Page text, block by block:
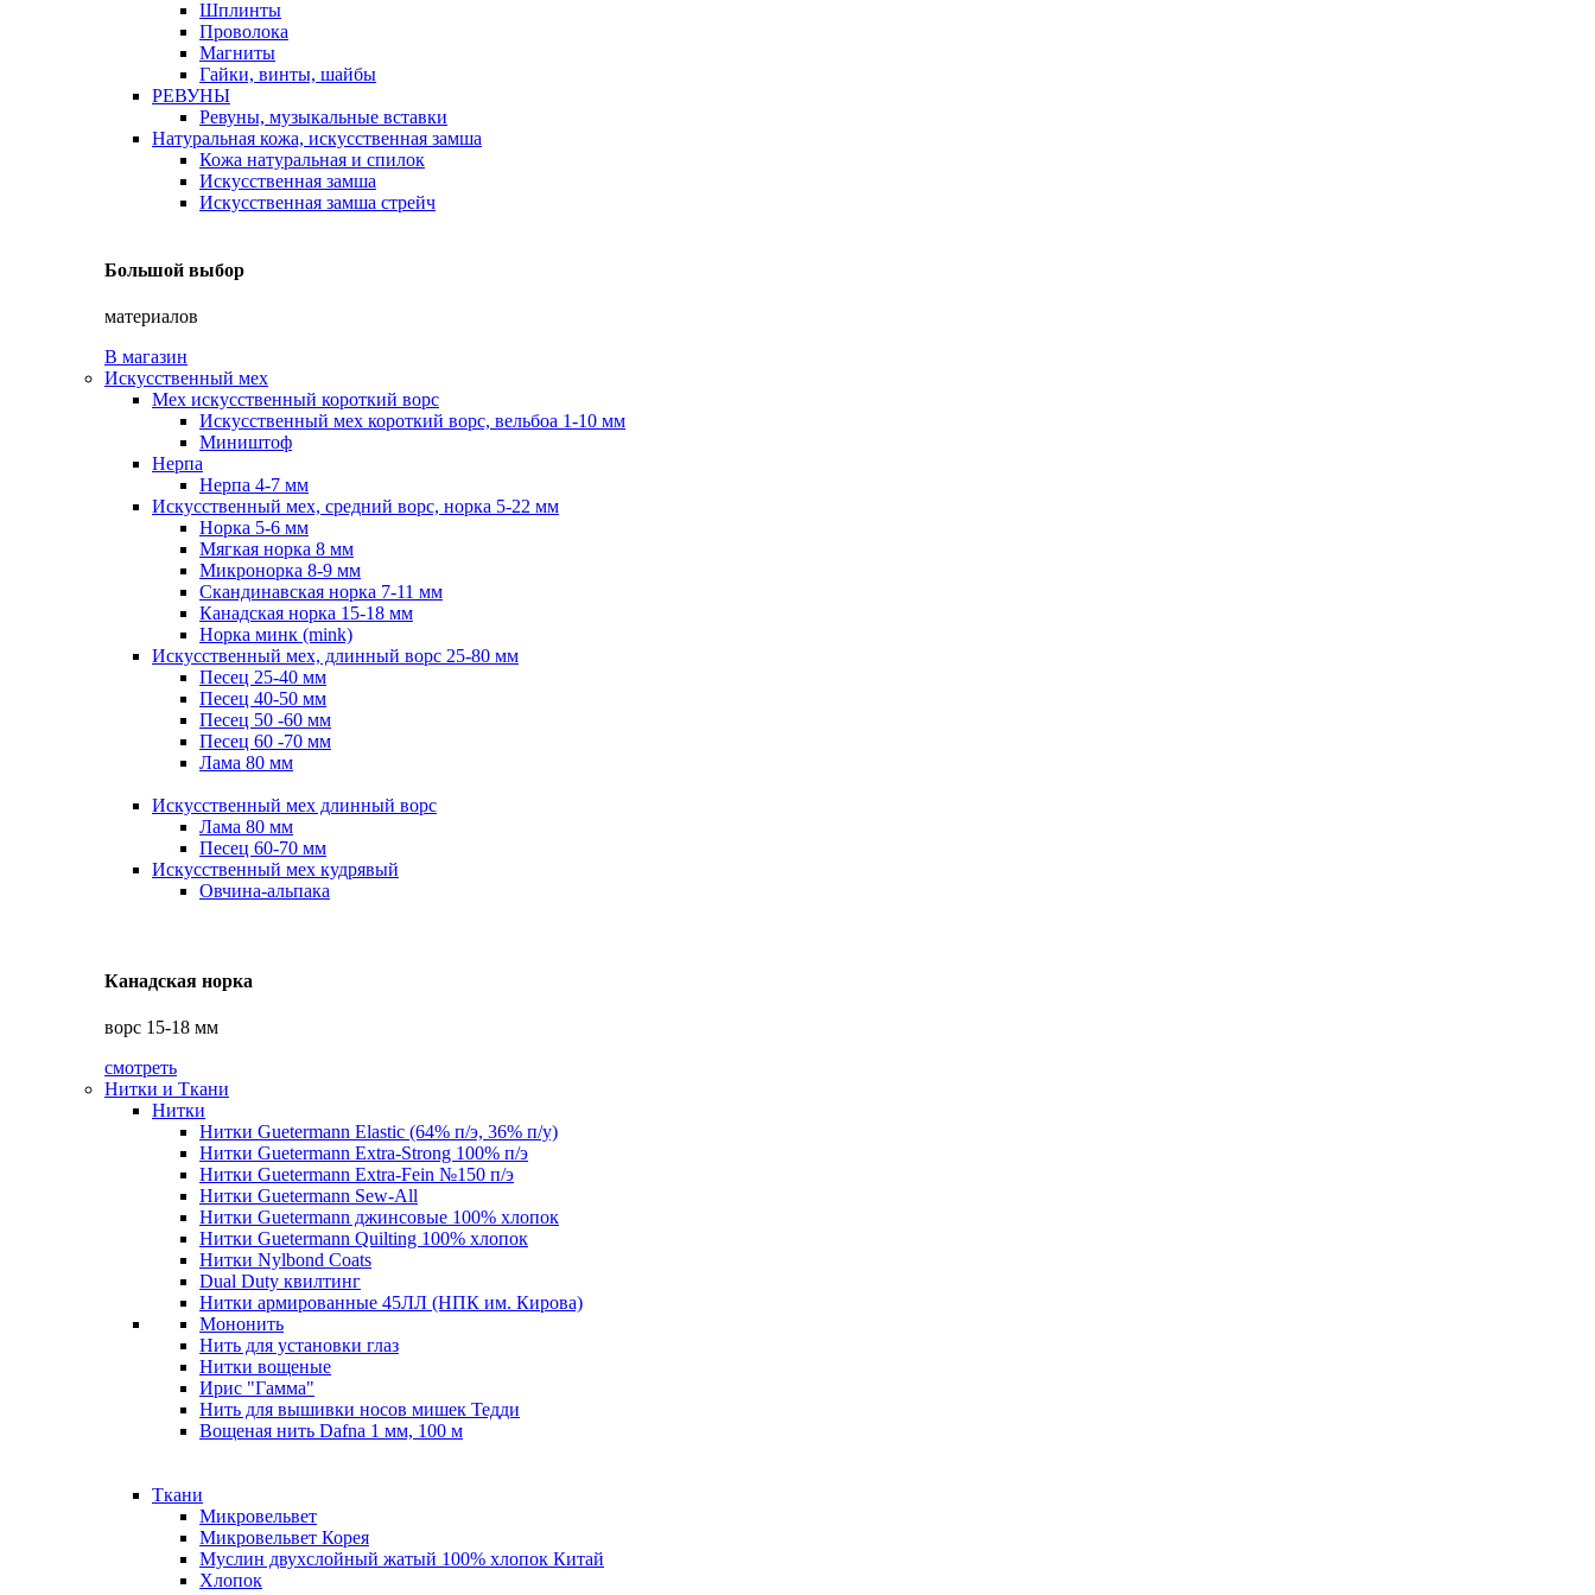
Шплинты
Проволока
Магниты
Гайки, винты, шайбы
РЕВУНЫ
Ревуны, музыкальные вставки
Натуральная кожа, искусственная замша
Кожа натуральная и спилок
Искусственная замша
Искусственная замша стрейч
Большой выбор
материалов
В магазин
Искусственный мех
Мех искусственный короткий ворс
Искусственный мех короткий ворс, вельбоа 1-10 мм
Миништоф
Нерпа
Нерпа 4-7 мм
Искусственный мех, средний ворс, норка 5-22 мм
Норка 5-6 мм
Мягкая норка 8 мм
Микронорка 8-9 мм
Скандинавская норка 7-11 мм
Канадская норка 15-18 мм
Норка минк (mink)
Искусственный мех, длинный ворс 25-80 мм
Песец 25-40 мм
Песец 40-50 мм
Песец 50 -60 мм
Песец 60 -70 мм
Лама 80 мм
Искусственный мех длинный ворс
Лама 80 мм
Песец 60-70 мм
Искусственный мех кудрявый
Овчина-альпака
Канадская норка
ворс 15-18 мм
смотреть
Нитки и Ткани
Нитки
Нитки Guetermann Elastic (64% п/э, 36% п/у)
Нитки Guetermann Extra-Strong 100% п/э
Нитки Guetermann Extra-Fein №150 п/э
Нитки Guetermann Sew-All
Нитки Guetermann джинсовые 100% хлопок
Нитки Guetermann Quilting 100% хлопок
Нитки Nylbond Coats
Dual Duty квилтинг
Нитки армированные 45ЛЛ (НПК им. Кирова)
Мононить
Нить для установки глаз
Нитки вощеные
Ирис "Гамма"
Нить для вышивки носов мишек Тедди
Вощеная нить Dafna 1 мм, 100 м
Ткани
Микровельвет
Микровельвет Корея
Муслин двухслойный жатый 100% хлопок Китай
Хлопок